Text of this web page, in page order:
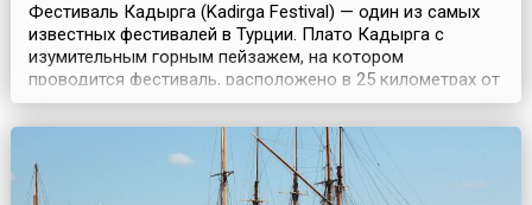
Фестиваль Кадырга (Kadirga Festival) — один из самых
известных фестивалей в Турции. Плато Кадырга с
изумительным горным пейзажем, на котором
проводится фестиваль, расположено в 25 километрах от
города Тоня провинции Трабзон (Trabzon).Жители
примыкающих к плато районов собираются на плато на
третьей неделе июля и три дня проводят в шумном
веселье. Некоторые из фестивальных мероприятий
предп...